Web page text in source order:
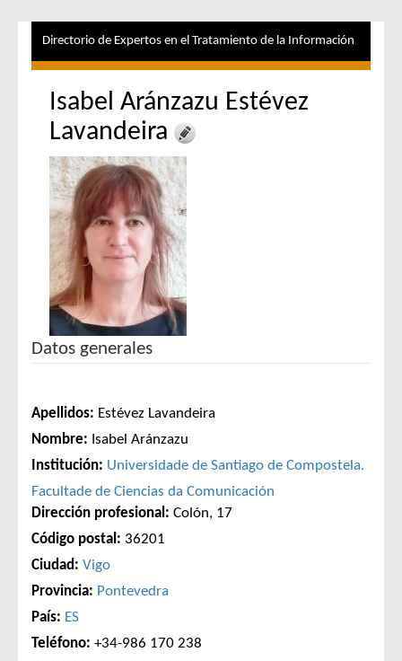
Directorio de Expertos en el Tratamiento de la Información
Isabel Aránzazu Estévez
Lavandeira
Datos generales
Apellidos: Estévez Lavandeira
Nombre: Isabel Aránzazu
Institución: Universidade de Santiago de Compostela.
Facultade de Ciencias da Comunicación
Dirección profesional: Colón, 17
Código postal: 36201
Ciudad: Vigo
Provincia: Pontevedra
País: ES
Teléfono: +34-986 170 238